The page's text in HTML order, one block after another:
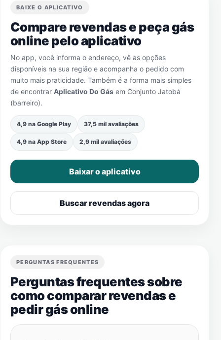
BAIXE O APLICATIVO
Compare revendas e peça gás
online pelo aplicativo
No app, você informa o endereço, vê as opções
disponíveis na sua região e acompanha o pedido com
muito mais praticidade. Também é a forma mais simples
de encontrar Aplicativo Do Gás em Conjunto Jatobá
(barreiro).
4,9 na Google Play 37,5 mil avaliações
4,9 na App Store 2,9 mil avaliações
Baixar o aplicativo
Buscar revendas agora
PERGUNTAS FREQUENTES
Perguntas frequentes sobre
como comparar revendas e
pedir gás online